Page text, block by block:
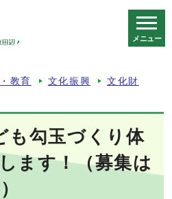
メニュー
教育 文化振興 文化財
も勾玉づくり体
ます！（募集は